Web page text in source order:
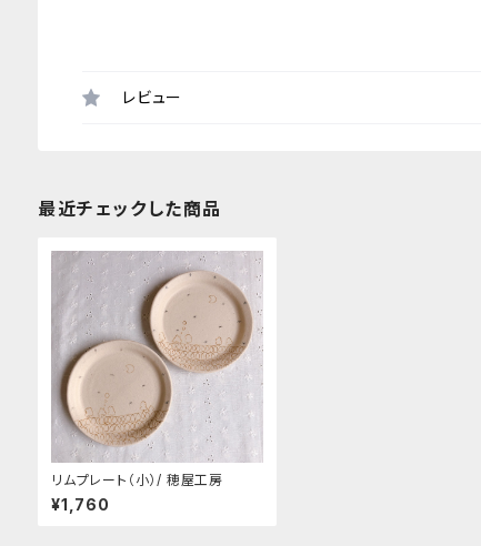
レビュー
最近チェックした商品
リムプレート（小）/ 穂屋工房
¥1,760